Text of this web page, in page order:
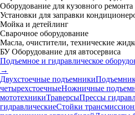
Оборудование для кузовного ремонта
Установки для заправки
Мойка и детейлинг
Сварочное оборудование
Масла, очистители, технические
БУ Оборудование для автосервиса
Подъемное и гидравлическое
→
Двухстоечные подъемники
четырехстоечныеНожничные
мототехникиТраверсыПрессы
гидравлическиеСтойки